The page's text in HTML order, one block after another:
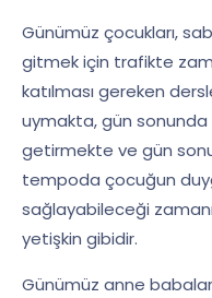
Günümüz çocukları,
gitmek için trafikte
katılması gereken
uymakta, gün sonunda
getirmekte ve gün
tempoda çocuğun
sağlayabileceği
yetişkin gibidir.
Günümüz anne